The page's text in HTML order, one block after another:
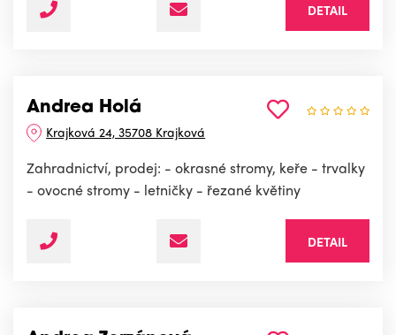
DETAIL
Andrea Holá
Krajková 24, 35708 Krajková
Zahradnictví, prodej: - okrasné stromy, keře - trvalky
- ovocné stromy - letničky - řezané květiny
DETAIL